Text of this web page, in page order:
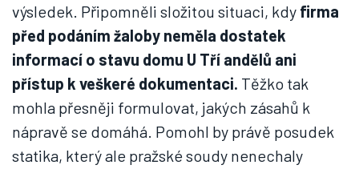
výsledek. Připomněli složitou situaci, kdy firma
před podáním žaloby neměla dostatek
informací o stavu domu U Tří andělů ani
přístup k veškeré dokumentaci. Těžko tak
mohla přesněji formulovat, jakých zásahů k
nápravě se domáhá. Pomohl by právě posudek
statika, který ale pražské soudy nenechaly